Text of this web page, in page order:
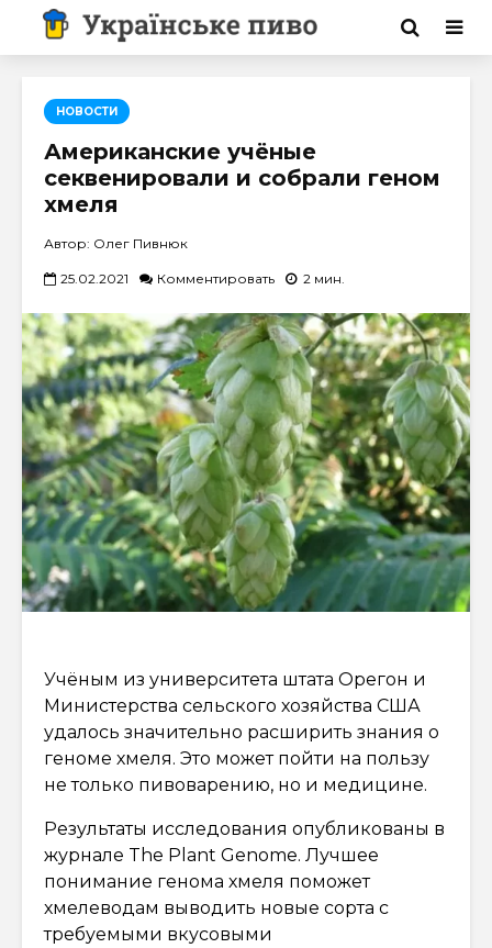
НОВОСТИ
Американские учёные
секвенировали и собрали геном
хмеля
Автор: Олег Пивнюк
25.02.2021 Комментировать 2 мин.
Учёным из университета штата Орегон и
Министерства сельского хозяйства США
удалось значительно расширить знания о
геноме хмеля. Это может пойти на пользу
не только пивоварению, но и медицине.
Результаты исследования опубликованы в
журнале The Plant Genome. Лучшее
понимание генома хмеля поможет
хмелеводам выводить новые сорта с
требуемыми вкусовыми